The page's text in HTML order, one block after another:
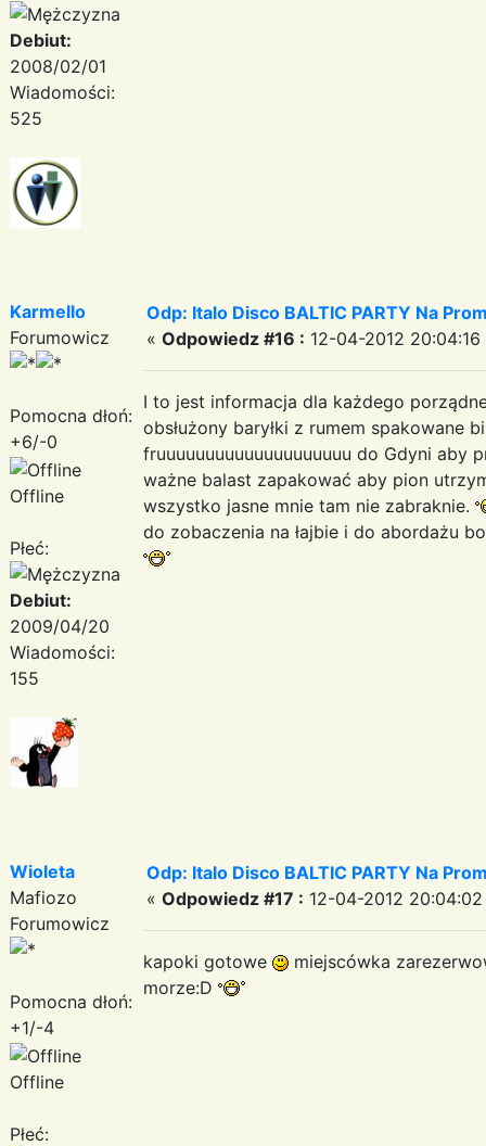
Debiut:
2008/02/01
Wiadomości:
525
Karmello
Forumowicz
Pomocna dłoń:
+6/-0
Offline
Płeć:
Debiut:
2009/04/20
Wiadomości:
155
Odp: Italo Disco BALTIC PARTY Na
« Odpowiedz #16 : 12-04-2012 20:04:16
I to jest informacja dla każdego
obsłużony baryłki z rumem spakowane
fruuuuuuuuuuuuuuuuuuuu do Gdyni aby
ważne balast zapakować aby pion
wszystko jasne mnie tam nie zabraknie.
do zobaczenia na łajbie i do abordażu
Wioleta
Mafiozo
Forumowicz
Pomocna dłoń:
+1/-4
Offline
Płeć:
Odp: Italo Disco BALTIC PARTY Na
« Odpowiedz #17 : 12-04-2012
kapoki gotowe
miejscówka
morze:D